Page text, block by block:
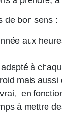
de bon sens :
aux
à
mais aussi
en
à mettre